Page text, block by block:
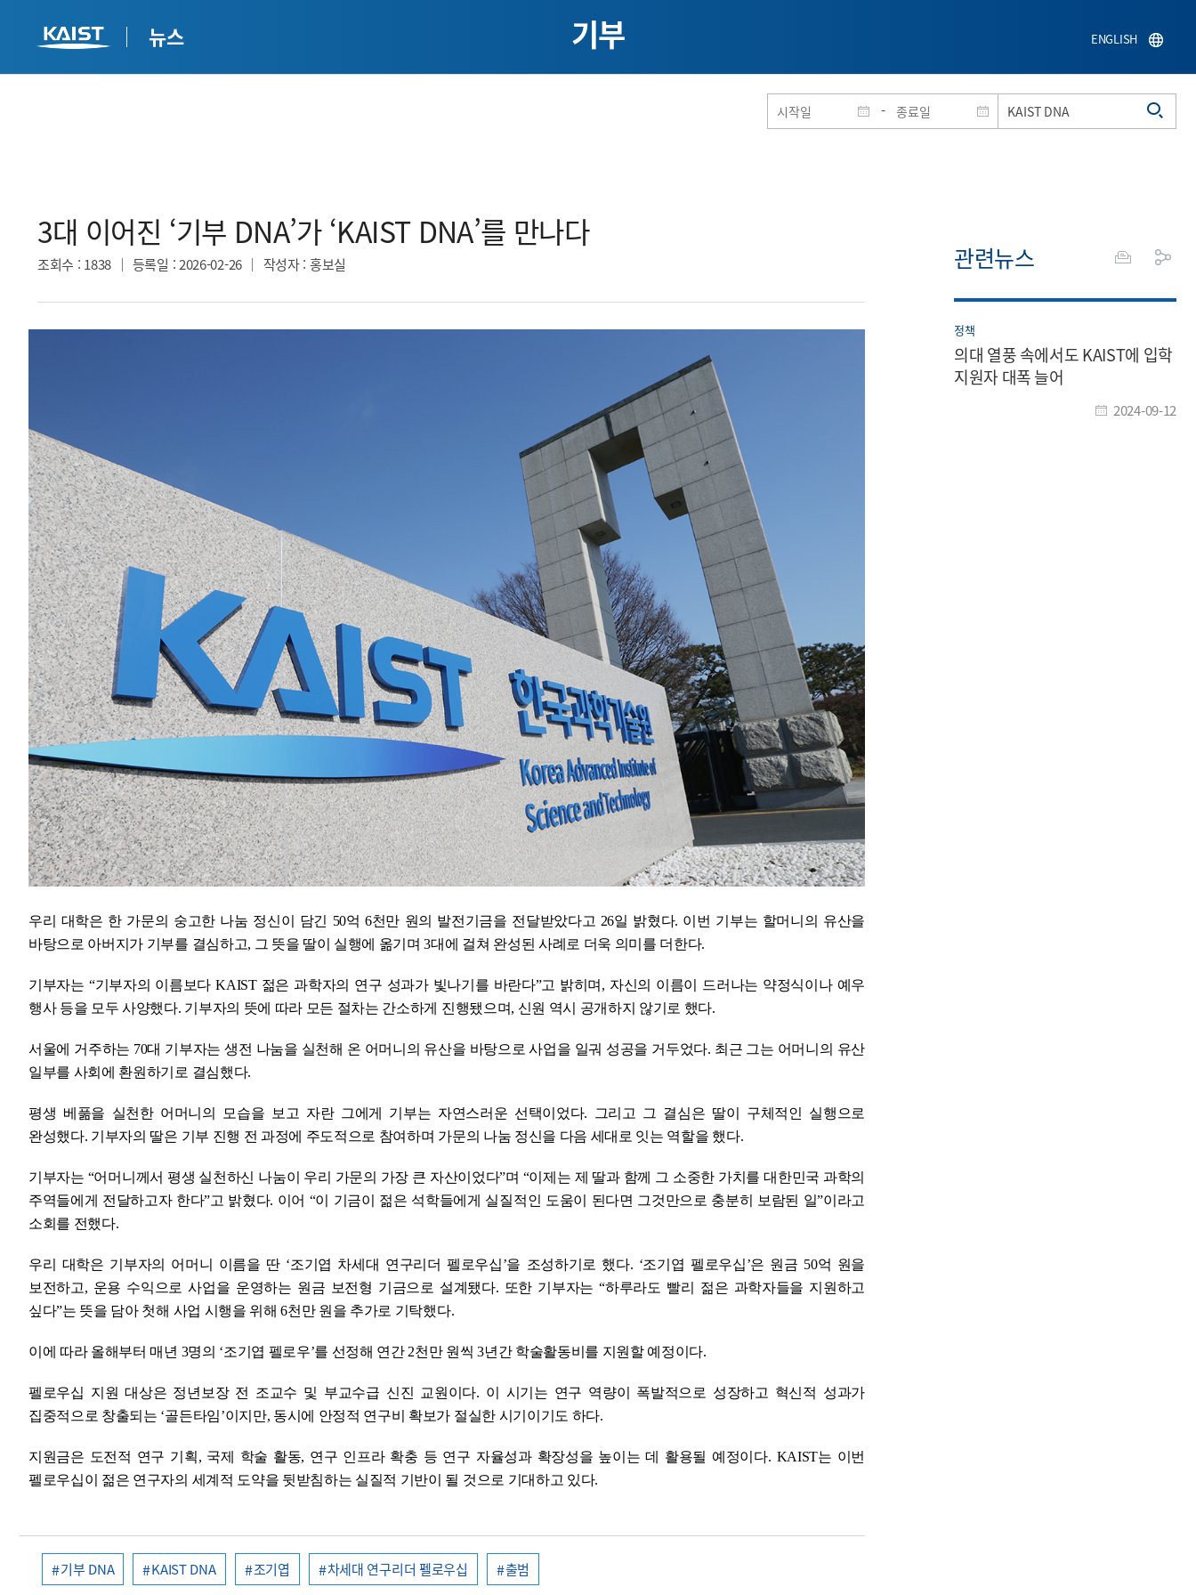
뉴스
홈페이지 통합검색
-
ENGLISH
기부
3대 이어진 ‘기부 DNA’가 ‘KAIST DNA’를 만나다​
조회수 : 1838 등록일 : 2026-02-26 작성자: 홍보실
우리 대학은 한 가문의 숭고한 나눔 정신이 담긴 50억 6천만 원의 발전기금을 전달받았다고 26일 밝혔다. 이번 기부는 할머니의 유산을
바탕으로 아버지가 기부를 결심하고, 그 뜻을 딸이 실행에 옮기며 3대에 걸쳐 완성된 사례로 더욱 의미를 더한다.
기부자는 “기부자의 이름보다 KAIST 젊은 과학자의 연구 성과가 빛나기를 바란다”고 밝히며, 자신의 이름이 드러나는 약정식이나 예우
행사 등을 모두 사양했다. 기부자의 뜻에 따라 모든 절차는 간소하게 진행됐으며, 신원 역시 공개하지 않기로 했다.
서울에 거주하는 70대 기부자는 생전 나눔을 실천해 온 어머니의 유산을 바탕으로 사업을 일궈 성공을 거두었다. 최근 그는 어머니의 유산
일부를 사회에 환원하기로 결심했다.
평생 베풂을 실천한 어머니의 모습을 보고 자란 그에게 기부는 자연스러운 선택이었다. 그리고 그 결심은 딸이 구체적인 실행으로
완성했다. 기부자의 딸은 기부 진행 전 과정에 주도적으로 참여하며 가문의 나눔 정신을 다음 세대로 잇는 역할을 했다.
기부자는 “어머니께서 평생 실천하신 나눔이 우리 가문의 가장 큰 자산이었다”며 “이제는 제 딸과 함께 그 소중한 가치를 대한민국 과학의
주역들에게 전달하고자 한다”고 밝혔다. 이어 “이 기금이 젊은 석학들에게 실질적인 도움이 된다면 그것만으로 충분히 보람된 일”이라고
소회를 전했다.
우리 대학은 기부자의 어머니 이름을 딴 ‘조기엽 차세대 연구리더 펠로우십’을 조성하기로 했다. ‘조기엽 펠로우십’은 원금 50억 원을
보전하고, 운용 수익으로 사업을 운영하는 원금 보전형 기금으로 설계됐다. 또한 기부자는 “하루라도 빨리 젊은 과학자들을 지원하고
싶다”는 뜻을 담아 첫해 사업 시행을 위해 6천만 원을 추가로 기탁했다.
이에 따라 올해부터 매년 3명의 ‘조기엽 펠로우’를 선정해 연간 2천만 원씩 3년간 학술활동비를 지원할 예정이다.
펠로우십 지원 대상은 정년보장 전 조교수 및 부교수급 신진 교원이다. 이 시기는 연구 역량이 폭발적으로 성장하고 혁신적 성과가
집중적으로 창출되는 ‘골든타임’이지만, 동시에 안정적 연구비 확보가 절실한 시기이기도 하다.
지원금은 도전적 연구 기획, 국제 학술 활동, 연구 인프라 확충 등 연구 자율성과 확장성을 높이는 데 활용될 예정이다. KAIST는 이번
펠로우십이 젊은 연구자의 세계적 도약을 뒷받침하는 실질적 기반이 될 것으로 기대하고 있다.
기부 DNA KAIST DNA 조기엽 차세대 연구리더 펠로우십 출범
관련뉴스
정책
의대 열풍 속에서도 KAIST에 입학
지원자 대폭 늘어
2024-09-12